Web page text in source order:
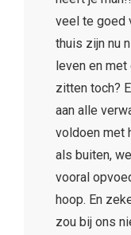
veel te goed
thuis zijn nu
leven en
zitten toch?
aan alle
voldoen met
als buiten,
vooral
hoop. En
zou bij ons